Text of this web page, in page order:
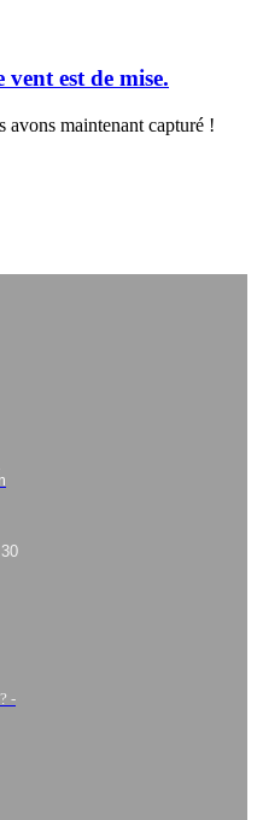
est de mise.
avons maintenant capturé !
-